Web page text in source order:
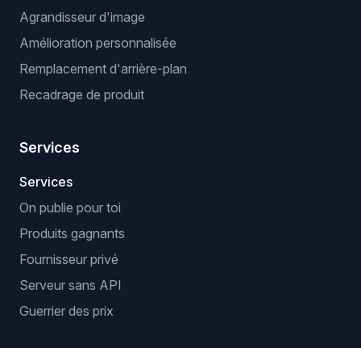
Agrandisseur d'image
Amélioration personnalisée
Remplacement d'arrière-plan
Recadrage de produit
Services
Services
On publie pour toi
Produits gagnants
Fournisseur privé
Serveur sans API
Guerrier des prix